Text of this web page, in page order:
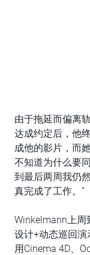
由于拖延而偏离
达成约定后，他
成他的影片，而
不知道为什么要
到最后两周我仍
真完成了工作。”
Winkelmann上周
设计+动态巡回
用Cinema 4D、